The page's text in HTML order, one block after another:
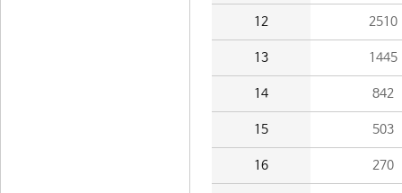
12 2510
13 1445
14 842
15 503
16 270